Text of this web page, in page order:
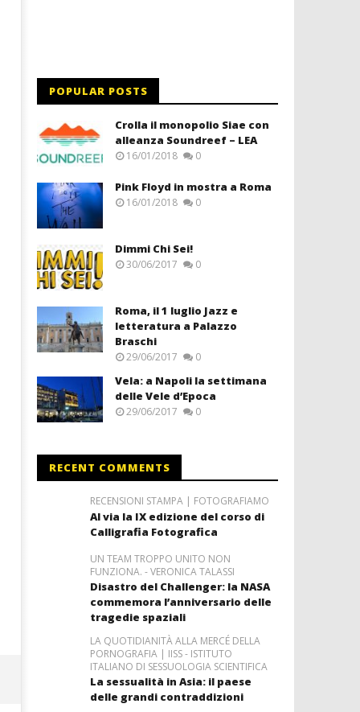
POPULAR POSTS
Crolla il monopolio Siae con
alleanza Soundreef – LEA
16/01/2018 0
Pink Floyd in mostra a Roma
16/01/2018 0
Dimmi Chi Sei!
30/06/2017 0
Roma, il 1 luglio Jazz e
letteratura a Palazzo
Braschi
29/06/2017 0
Vela: a Napoli la settimana
delle Vele d’Epoca
29/06/2017 0
RECENT COMMENTS
RECENSIONI STAMPA | FOTOGRAFIAMO
Al via la IX edizione del corso di
Calligrafia Fotografica
UN TEAM TROPPO UNITO NON
FUNZIONA. - VERONICA TALASSI
Disastro del Challenger: la NASA
commemora l’anniversario delle
tragedie spaziali
LA QUOTIDIANITÀ ALLA MERCÉ DELLA
PORNOGRAFIA | IISS - ISTITUTO
ITALIANO DI SESSUOLOGIA SCIENTIFICA
La sessualità in Asia: il paese
delle grandi contraddizioni